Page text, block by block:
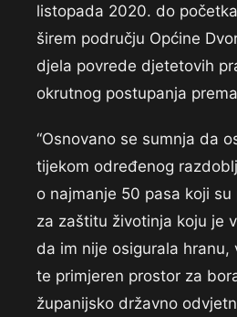
listopada 2020. do
širem području Općine
djela povrede djetetovih
okrutnog postupanja
“Osnovano se sumnja da
tijekom određenog
o najmanje 50 pasa koji
za zaštitu životinja koju je
da im nije osigurala hranu,
te primjeren prostor za
županijsko državno